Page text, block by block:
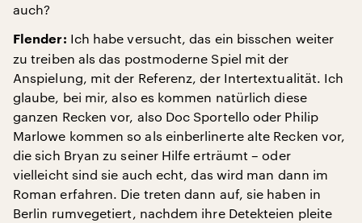
auch?
Flender: Ich habe versucht, das ein bisschen weiter
zu treiben als das postmoderne Spiel mit der
Anspielung, mit der Referenz, der Intertextualität. Ich
glaube, bei mir, also es kommen natürlich diese
ganzen Recken vor, also Doc Sportello oder Philip
Marlowe kommen so als einberlinerte alte Recken vor,
die sich Bryan zu seiner Hilfe erträumt – oder
vielleicht sind sie auch echt, das wird man dann im
Roman erfahren. Die treten dann auf, sie haben in
Berlin rumvegetiert, nachdem ihre Detekteien pleite